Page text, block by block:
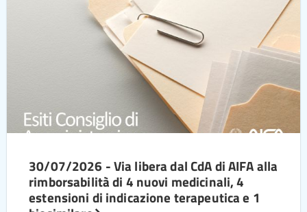
30/07/2026 - Via libera dal CdA di AIFA alla
rimborsabilità di 4 nuovi medicinali, 4
estensioni di indicazione terapeutica e 1